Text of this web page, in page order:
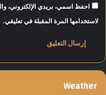
احفظ اسمي، بريدي الإلكتروني،
لاستخدامها المرة المقبلة في تعليقي.
Weather